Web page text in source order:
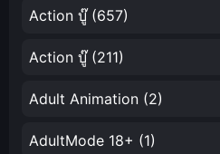
Action บู๊(657)
Action บู๊(211)
Adult Animation (2)
AdultMode 18+ (1)